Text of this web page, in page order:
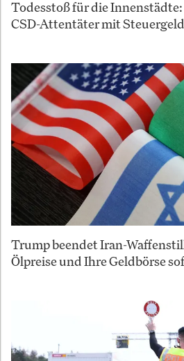
Todesstoß für die
CSD-Attentäter mit
Trump beendet Iran-
Ölpreise und Ihre Geldbörse